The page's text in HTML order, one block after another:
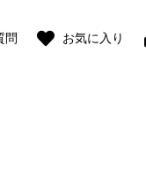
問 お気に入り